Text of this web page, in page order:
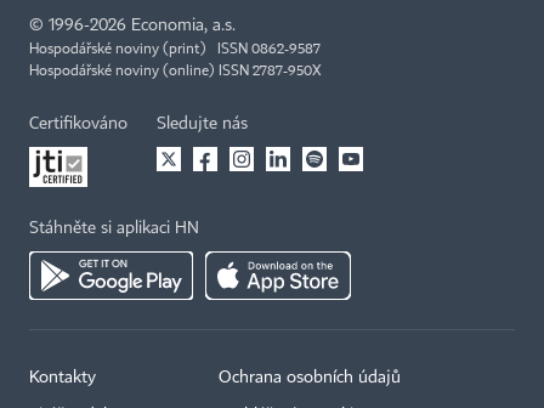
© 1996-2026 Economia, a.s.
Hospodářské noviny (print) ISSN 0862-9587
Hospodářské noviny (online) ISSN 2787-950X
Certifikováno Sledujte nás
Stáhněte si aplikaci HN
Kontakty Ochrana osobních údajů